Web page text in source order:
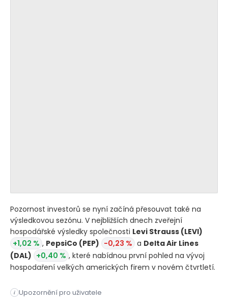
Pozornost investorů se nyní začíná přesouvat také na
výsledkovou sezónu. V nejbližších dnech zveřejní
hospodářské výsledky společnosti Levi Strauss (LEVI)
+1,02 % , PepsiCo (PEP) -0,23 % a Delta Air Lines
(DAL) +0,40 % , které nabídnou první pohled na vývoj
hospodaření velkých amerických firem v novém čtvrtletí.
i Upozornění pro uživatele